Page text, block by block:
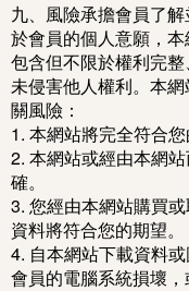
九、風險承擔會員了
於會員的個人意願，
包含但不限於權利完
未侵害他人權利。本
關風險：
1. 本網站將完全符合您
2. 本網站或經由本網
確。
3. 您經由本網站購買
資料將符合您的期望。
4. 自本網站下載資料
會員的電腦系統損壞，